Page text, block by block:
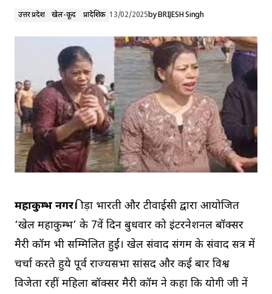
उत्तर प्रदेश खेल-कूद प्रादेशिक 13/02/2025byBRIJESH Singh
महाकुम्भ नगर। क्रीड़ा भारती और टीवाईसी द्वारा आयोजित
‘खेल महाकुम्भ’ के 7वें दिन बुधवार को इंटरनेशनल बॉक्सर
मैरी कॉम भी सम्मिलित हुईं। खेल संवाद संगम के संवाद सत्र में
चर्चा करते हुये पूर्व राज्यसभा सांसद और कई बार विश्व
विजेता रहीं महिला बॉक्सर मैरी कॉम ने कहा कि योगी जी नें